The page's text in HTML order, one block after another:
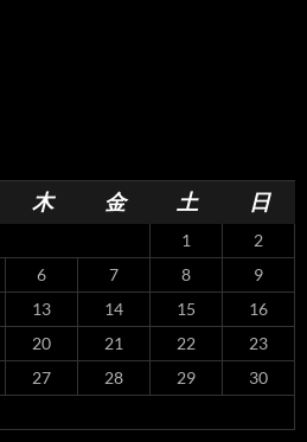
木 金 土 日
1
2
6 7 8
9
13 14 15
16
20 21 22
23
27 28 29
30